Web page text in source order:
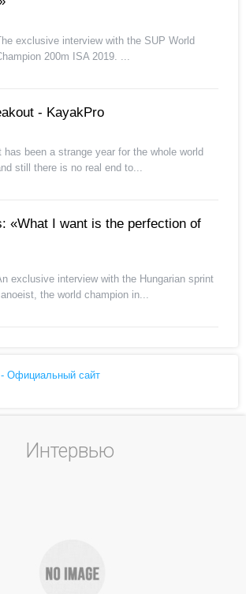
exclusive interview with the SUP World
200m ISA 2019. ...
- KayakPro
has been a strange year for the whole world
still there is no real end to...
«What I want is the perfection of
exclusive interview with the Hungarian sprint
the world champion in...
Официальный сайт
Интервью